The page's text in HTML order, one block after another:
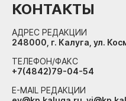
КОНТАКТЫ
АДРЕС РЕДАКЦИИ
248000, г. Калуга, ул.
ТЕЛЕФОН/ФАКС
+7(4842)79-04-54
E-MAIL РЕДАКЦИИ